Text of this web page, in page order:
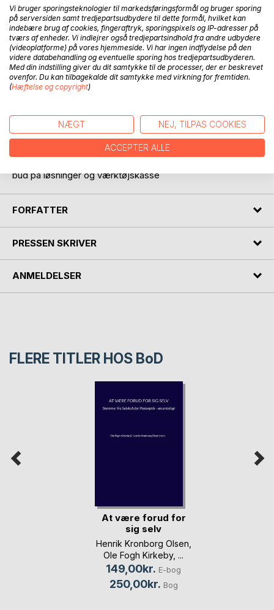
Føj til ønskeliste
Anmeld titel
BESKRIVELSE
En Socialrådgivers bekendelser. En debatbog med afsæt i
bud på løsninger og værktøjskasse
FORFATTER
PRESSEN SKRIVER
ANMELDELSER
FLERE TITLER HOS BoD
At være forud for
sig selv
Henrik Kronborg Olsen
Ole Fogh Kirkeby, ...
149,00kr. E-bog
250,00kr. Bog
Vi bruger sporingsteknologier til markedsføringsformål og bruger sporing
på serversiden samt tredjepartsudbydere til dette formål, hvilket kan
indebære brug af cookies, fingeraftryk, sporingspixels og IP-adresser på
tværs af enheder. Vi indlejrer også tredjepartsindhold fra andre udbydere
(videoplatforme) på vores hjemmeside. Vi har ingen indflydelse på den
videre databehandling og eventuelle sporing hos tredjepartsudbyderen.
Med din indstilling giver du dit samtykke til de processer, der er beskrevet
ovenfor. Du kan tilbagekalde dit samtykke med virkning for fremtiden.
(Hæftelse og copyright)
NÆGT NEJ, TILPAS COOKIES
ACCEPTER ALLE